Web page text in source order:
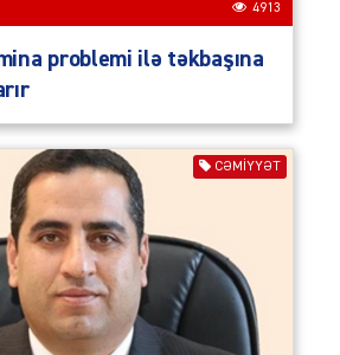
4913
problemi ilə təkbaşına
CƏMIYYƏT